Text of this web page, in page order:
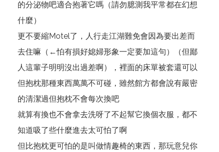
的分泌物吧適合抱著它嗎（請勿臆測我平常都在幻想
什麼）
更不要縮Motel了，人行走江湖難免會因為要出差而
去住嘛（←怕有損好媳婦形象一定要加這句）（但鄙
人這輩子明明沒出過差啊），裡面的床單被套還可以
但抱枕那種東西萬萬不可碰，雖然館方都會說有嚴密
的清潔過但抱枕不會每次換吧
就算有換也不會拿去洗呀了不起幫它換個衣服，都不
知道吸了些什麼進去太可怕了啊
但比抱枕更可怕的是叫做情趣椅的東西，那玩意兒你